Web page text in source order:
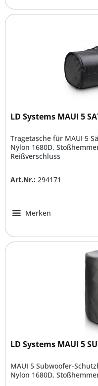
LD Systems MAUI 5
Tragetasche für MAUI 5
Nylon 1680D,
Reißverschluss
Art.Nr.: 294171
Merken
LD Systems MAUI 5
MAUI 5 Subwoofer-
Nylon 1680D,